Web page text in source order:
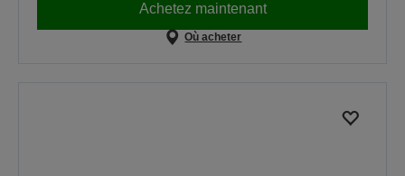
Achetez maintenant
Où acheter